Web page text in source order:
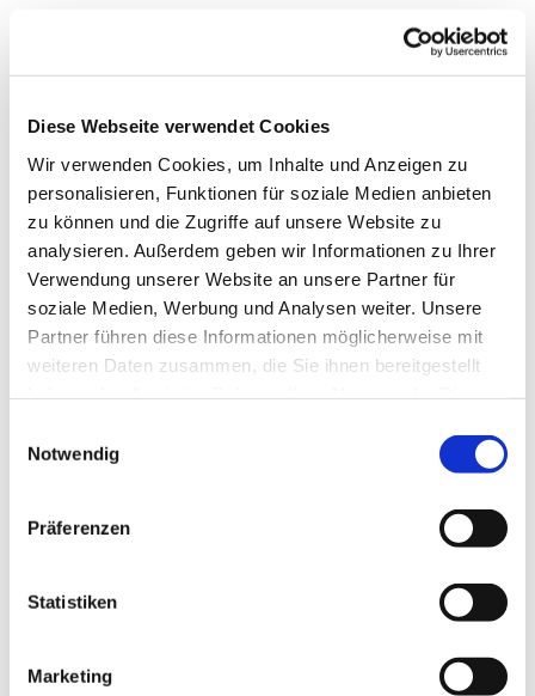
Diese Webseite verwendet Cookies
Wir verwenden Cookies, um Inhalte und Anzeigen zu
personalisieren, Funktionen für soziale Medien anbieten
zu können und die Zugriffe auf unsere Website zu
analysieren. Außerdem geben wir Informationen zu Ihrer
Verwendung unserer Website an unsere Partner für
soziale Medien, Werbung und Analysen weiter. Unsere
Partner führen diese Informationen möglicherweise mit
weiteren Daten zusammen, die Sie ihnen bereitgestellt
Notwendig
Präferenzen
Statistiken
Marketing
Dies könnte Sie auch
interessieren